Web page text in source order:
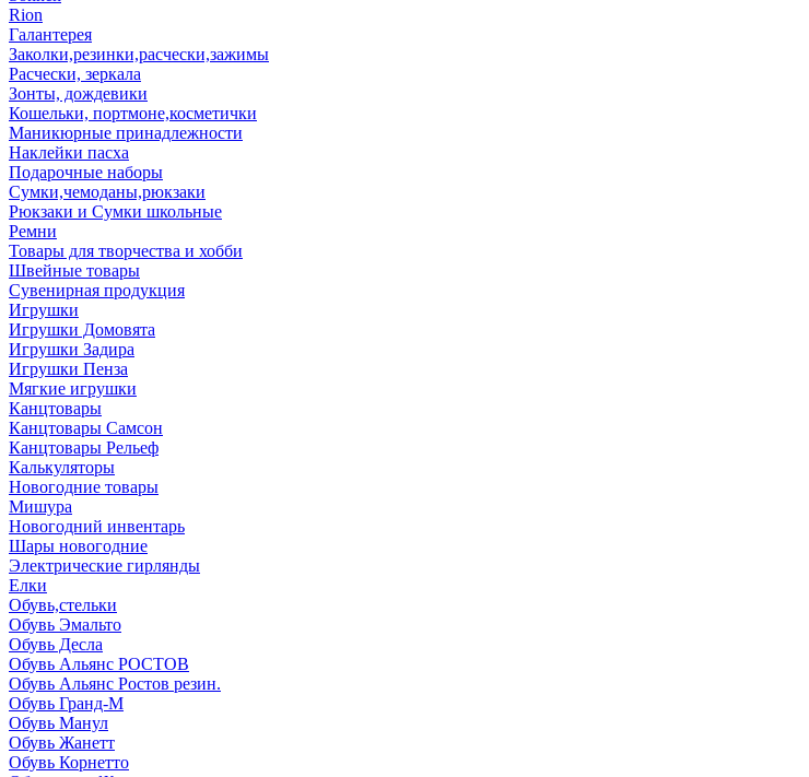
Rion
Галантерея
Заколки,резинки,расчески,зажимы
Расчески, зеркала
Зонты, дождевики
Кошельки, портмоне,косметички
Маникюрные принадлежности
Наклейки пасха
Подарочные наборы
Сумки,чемоданы,рюкзаки
Рюкзаки и Сумки школьные
Ремни
Товары для творчества и хобби
Швейные товары
Сувенирная продукция
Игрушки
Игрушки Домовята
Игрушки Задира
Игрушки Пенза
Мягкие игрушки
Канцтовары
Канцтовары Самсон
Канцтовары Рельеф
Калькуляторы
Новогодние товары
Мишура
Новогодний инвентарь
Шары новогодние
Электрические гирлянды
Елки
Обувь,стельки
Обувь Эмальто
Обувь Десла
Обувь Альянс РОСТОВ
Обувь Альянс Ростов резин.
Обувь Гранд-М
Обувь Манул
Обувь Жанетт
Обувь Корнетто